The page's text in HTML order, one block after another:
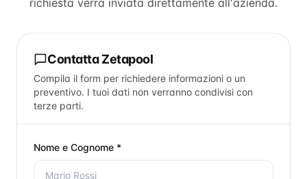
richiesta verrà inviata direttamente all'azienda.
ContattaZetapool
Compila il form per richiedere informazioni o un
preventivo. I tuoi dati non verranno condivisi con
terze parti.
Nome e Cognome *